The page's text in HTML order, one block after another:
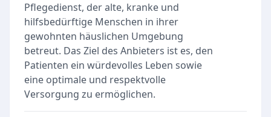
Pflegedienst, der alte, kranke und
hilfsbedürftige Menschen in ihrer
gewohnten häuslichen Umgebung
betreut. Das Ziel des Anbieters ist es, den
Patienten ein würdevolles Leben sowie
eine optimale und respektvolle
Versorgung zu ermöglichen.